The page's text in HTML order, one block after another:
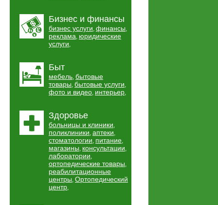
Бизнес и финансы
бизнес услуги, финансы,
реклама, юридические
услуги,
Быт
мебель, бытовые
товары, бытовые услуги,
фото и видео, интерьер,
Здоровье
больницы и клиники,
поликлиники, аптеки,
стоматологии, питание,
магазины, консультации,
лаборатории,
ортопедические товары,
реабилитационные
центры, Ортопедический
центр,